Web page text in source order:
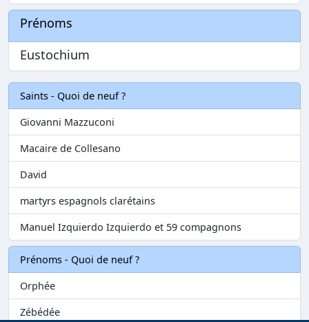
Prénoms
Eustochium
Saints - Quoi de neuf ?
Giovanni Mazzuconi
Macaire de Collesano
David
martyrs espagnols clarétains
Manuel Izquierdo Izquierdo et 59 compagnons
Prénoms - Quoi de neuf ?
Orphée
Zébédée